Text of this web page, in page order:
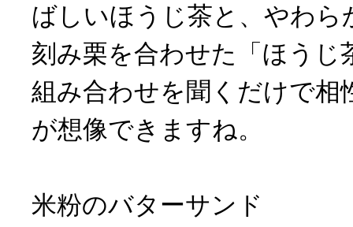
ばしいほうじ茶と、やわら
刻み栗を合わせた「ほうじ
組み合わせを聞くだけで相
が想像できますね。
米粉のバターサンド